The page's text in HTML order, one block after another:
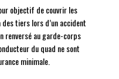
objectif de couvrir les
tiers lors d’un accident
renversé au garde-corps
du quad ne sont
minimale.